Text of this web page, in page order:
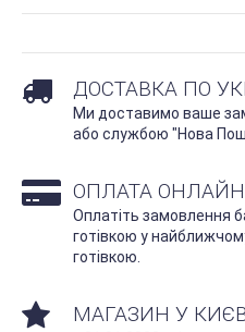
ДОСТАВКА ПО
Ми доставимо ваше
або службою "Нова
ОПЛАТА ОНЛАЙН
Оплатіть замовлення
готівкою у
готівкою.
МАГАЗИН У